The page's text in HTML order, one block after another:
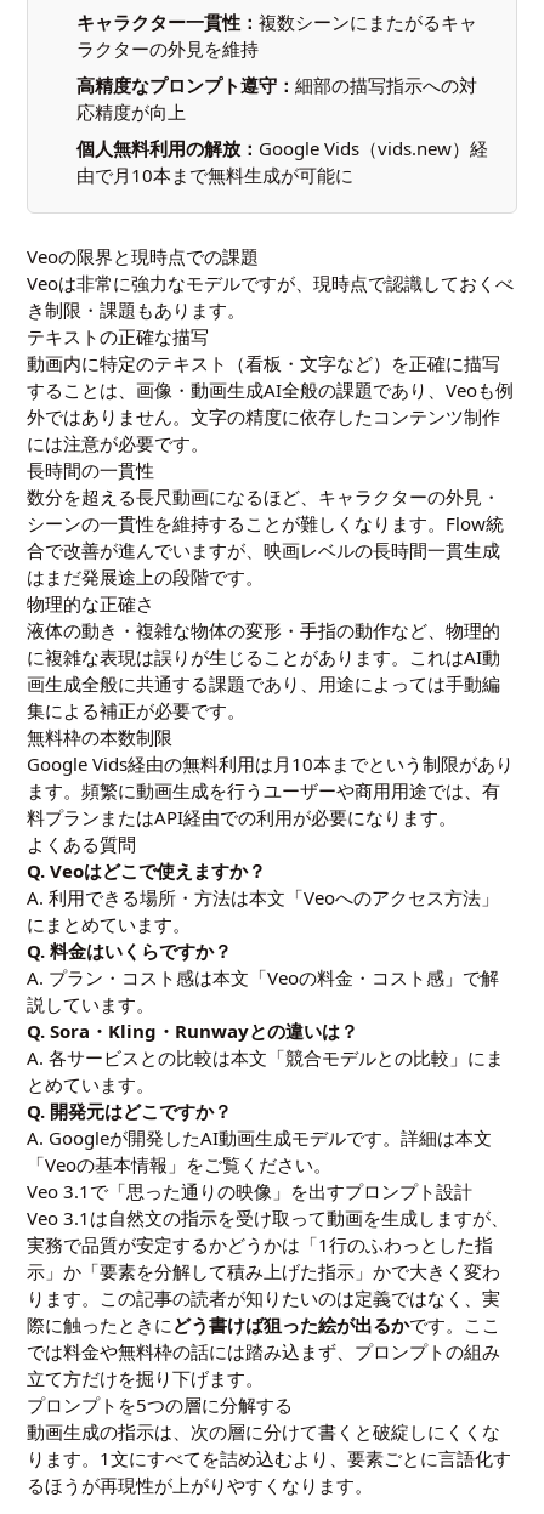
キャラクター一貫性：複数シーンにまたがるキャ
ラクターの外見を維持
高精度なプロンプト遵守：細部の描写指示への対
応精度が向上
個人無料利用の解放： Google Vids（vids.new）経
由で月10本まで無料生成が可能に
Veoの限界と現時点での課題
Veoは非常に強力なモデルですが、現時点で認識しておくべ
き制限・課題もあります。
テキストの正確な描写
動画内に特定のテキスト（看板・文字など）を正確に描写
することは、画像・動画生成AI全般の課題であり、Veoも例
外ではありません。文字の精度に依存したコンテンツ制作
には注意が必要です。
長時間の一貫性
数分を超える長尺動画になるほど、キャラクターの外見・
シーンの一貫性を維持することが難しくなります。Flow統
合で改善が進んでいますが、映画レベルの長時間一貫生成
はまだ発展途上の段階です。
物理的な正確さ
液体の動き・複雑な物体の変形・手指の動作など、物理的
に複雑な表現は誤りが生じることがあります。これはAI動
画生成全般に共通する課題であり、用途によっては手動編
集による補正が必要です。
無料枠の本数制限
Google Vids経由の無料利用は月10本までという制限があり
ます。頻繁に動画生成を行うユーザーや商用用途では、有
料プランまたはAPI経由での利用が必要になります。
よくある質問
Q. Veoはどこで使えますか？
A. 利用できる場所・方法は本文「Veoへのアクセス方法」
にまとめています。
Q. 料金はいくらですか？
A. プラン・コスト感は本文「Veoの料金・コスト感」で解
説しています。
Q. Sora・Kling・Runwayとの違いは？
A. 各サービスとの比較は本文「競合モデルとの比較」にま
とめています。
Q. 開発元はどこですか？
A. Googleが開発したAI動画生成モデルです。詳細は本文
「Veoの基本情報」をご覧ください。
Veo 3.1で「思った通りの映像」を出すプロンプト設計
Veo 3.1は自然文の指示を受け取って動画を生成しますが、
実務で品質が安定するかどうかは「1行のふわっとした指
示」か「要素を分解して積み上げた指示」かで大きく変わ
ります。この記事の読者が知りたいのは定義ではなく、実
際に触ったときにどう書けば狙った絵が出るかです。ここ
では料金や無料枠の話には踏み込まず、プロンプトの組み
立て方だけを掘り下げます。
プロンプトを5つの層に分解する
動画生成の指示は、次の層に分けて書くと破綻しにくくな
ります。1文にすべてを詰め込むより、要素ごとに言語化す
るほうが再現性が上がりやすくなります。